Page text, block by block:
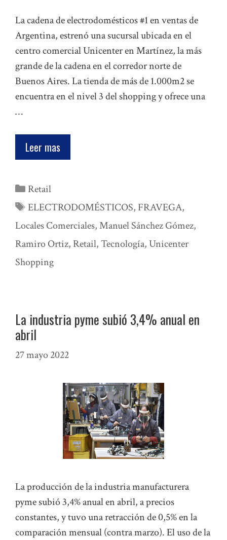
La cadena de electrodomésticos #1 en ventas de
Argentina, estrenó una sucursal ubicada en el
centro comercial Unicenter en Martínez, la más
grande de la cadena en el corredor norte de
Buenos Aires. La tienda de más de 1.000m2 se
encuentra en el nivel 3 del shopping y ofrece una
…
Leer mas
Categorías
Retail
Etiquetas
ELECTRODOMÉSTICOS, FRAVEGA,
Locales Comerciales,Manuel Sánchez Gómez,
Ramiro Ortiz, Retail,Tecnología,Unicenter
Shopping
La industria pyme subió 3,4% anual en
abril
27 mayo 2022
La producción de la industria manufacturera
pyme subió 3,4% anual en abril, a precios
constantes, y tuvo una retracción de 0,5% en la
comparación mensual (contra marzo). El uso de la